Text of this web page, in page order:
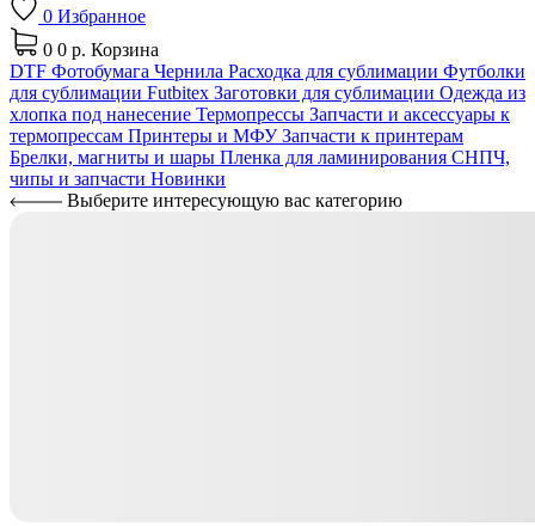
0 Избранное
0 0 р. Корзина
DTF Фотобумага Чернила Расходка для сублимации Футболки
для сублимации Futbitex Заготовки для сублимации Одежда из
хлопка под нанесение Термопрессы Запчасти и аксессуары к
термопрессам Принтеры и МФУЗапчасти к принтерам
Брелки, магниты и шары Пленка для ламинирования СНПЧ,
чипы и запчасти Новинки
Выберите интересующую вас категорию